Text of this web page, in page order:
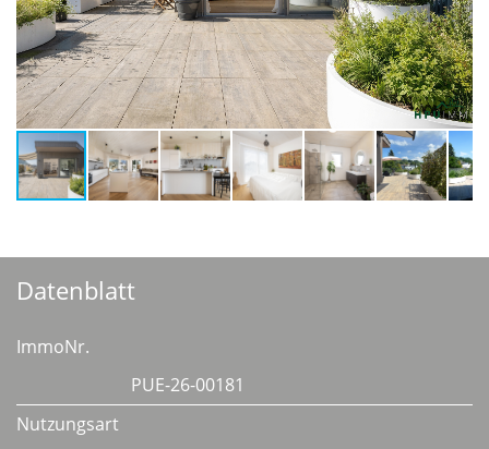
Datenblatt
ImmoNr.
PUE-26-00181
Nutzungsart